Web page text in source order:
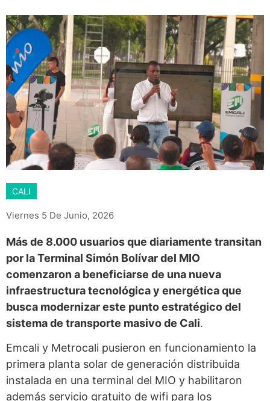
CALI
Viernes 5 De Junio, 2026
Más de 8.000 usuarios que diariamente transitan
por la Terminal Simón Bolívar del MIO
comenzaron a beneficiarse de una nueva
infraestructura tecnológica y energética que
busca modernizar este punto estratégico del
sistema de transporte masivo de Cali.
Emcali y Metrocali pusieron en funcionamiento la
primera planta solar de generación distribuida
instalada en una terminal del MIO y habilitaron
además servicio gratuito de wifi para los